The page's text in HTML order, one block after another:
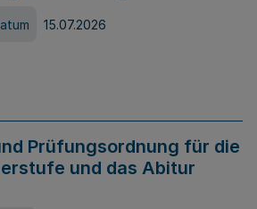
15.07.2026
Prüfungsordnung für die
und das Abitur